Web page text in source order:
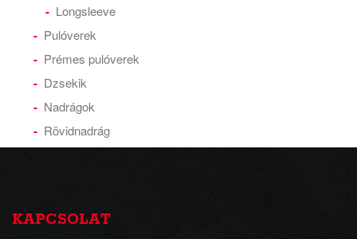
Longsleeve
Pulóverek
Prémes pulóverek
Dzsekik
Nadrágok
Rövidnadrág
KAPCSOLAT